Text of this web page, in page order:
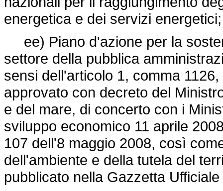
energetica e dei servizi energetici;
ee) Piano d'azione per la
settore della pubblica
sensi dell'articolo 1, comma
approvato con decreto del
e del mare, di concerto con i
sviluppo economico 11 aprile
107 dell'8 maggio 2008, così
dell'ambiente e della tutela del
pubblicato nella Gazzetta